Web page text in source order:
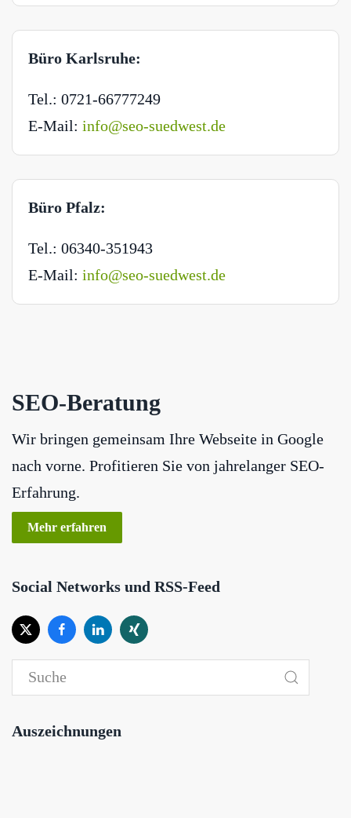
Büro Karlsruhe:
Tel.: 0721-66777249
E-Mail: info@seo-suedwest.de
Büro Pfalz:
Tel.: 06340-351943
E-Mail: info@seo-suedwest.de
SEO-Beratung
Wir bringen gemeinsam Ihre Webseite in Google
nach vorne. Profitieren Sie von jahrelanger SEO-
Erfahrung.
Mehr erfahren
Social Networks und RSS-Feed
Auszeichnungen